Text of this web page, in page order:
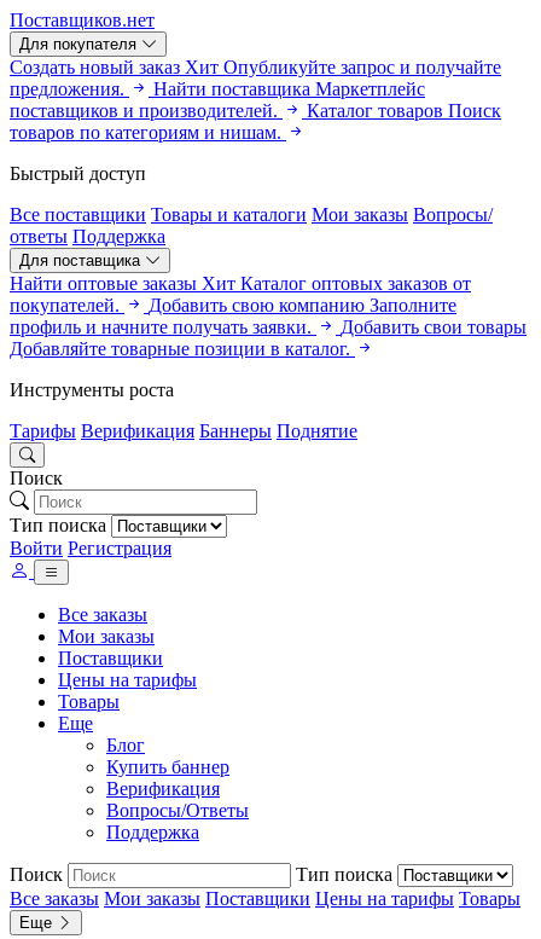
Поставщиков.нет
Для покупателя
Создать новый заказ Хит Опубликуйте запрос и получайте
предложения.
Найти поставщика Маркетплейс
поставщиков и производителей.
Каталог товаров Поиск
товаров по категориям и нишам.
Быстрый доступ
Все поставщики Товары и каталоги Мои заказы Вопросы/
ответы Поддержка
Для поставщика
Найти оптовые заказы Хит Каталог оптовых заказов от
покупателей.
Добавить свою компанию Заполните
профиль и начните получать заявки.
Добавить свои товары
Добавляйте товарные позиции в каталог.
Инструменты роста
Тарифы Верификация Баннеры Поднятие
Поиск
Тип поиска
Войти Регистрация
Все заказы
Мои заказы
Поставщики
Цены на тарифы
Товары
Еще
Блог
Купить баннер
Верификация
Вопросы/Ответы
Поддержка
Поиск
Тип поиска
Все заказы Мои заказы Поставщики Цены на тарифы Товары
Еще